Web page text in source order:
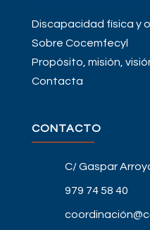
Discapacidad física y
Sobre Cocemfecyl
Propósito, misión,
Contacta
CONTACTO
C/ Gaspar
979 74 58 40